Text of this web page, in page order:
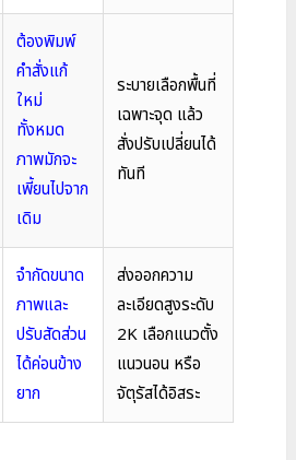
ต้องพิมพ์
คำสั่งแก้
ใหม่
ทั้งหมด
ภาพมักจะ
เพี้ยนไปจาก
เดิม
ระบายเลือกพื้นที่
เฉพาะจุด แล้ว
สั่งปรับเปลี่ยนได้
ทันที
จำกัดขนาด
ภาพและ
ปรับสัดส่วน
ได้ค่อนข้าง
ยาก
ส่งออกความ
ละเอียดสูงระดับ
2K เลือกแนวตั้ง
แนวนอน หรือ
จัตุรัสได้อิสระ